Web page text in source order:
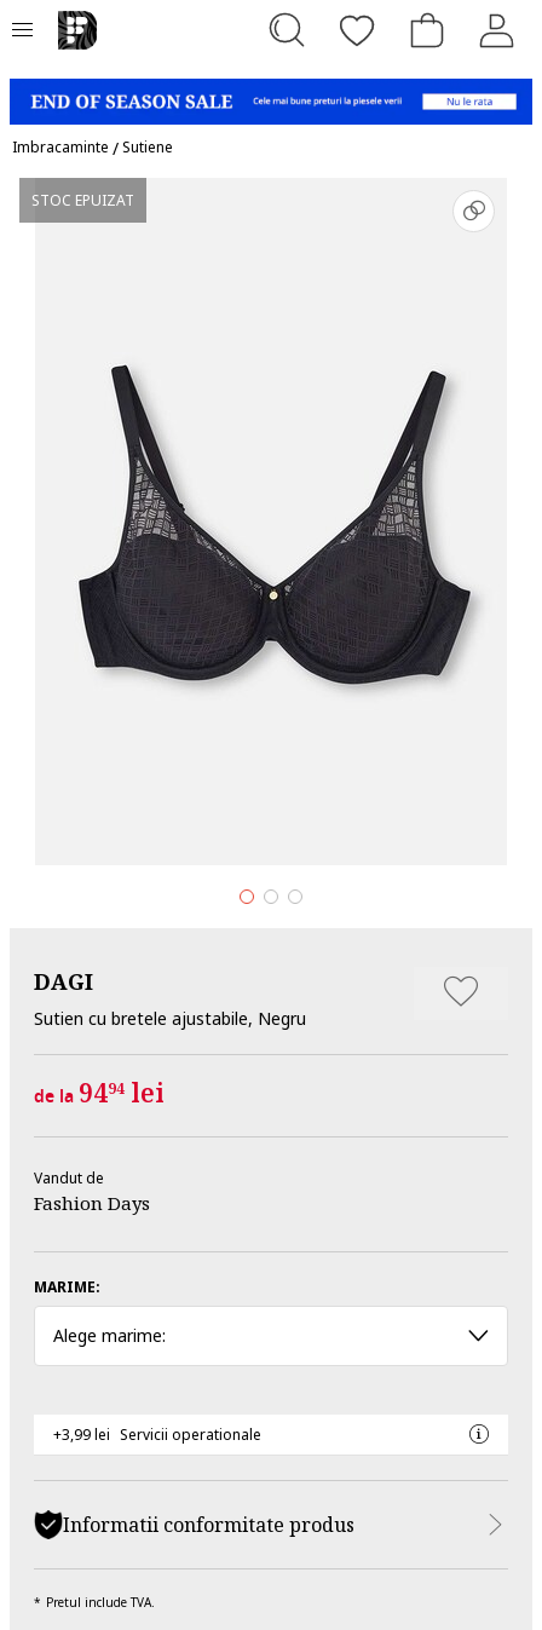
Imbracaminte /Sutiene
STOC EPUIZAT
DAGI
Sutien cu bretele ajustabile, Negru
de la 9494 lei
Vandut de
Fashion Days
MARIME:
Alege marime:
+3,99 lei Servicii operationale
Informatii conformitate produs
Pretul include TVA.